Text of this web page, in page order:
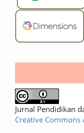
Jurnal Pendidikan
Creative